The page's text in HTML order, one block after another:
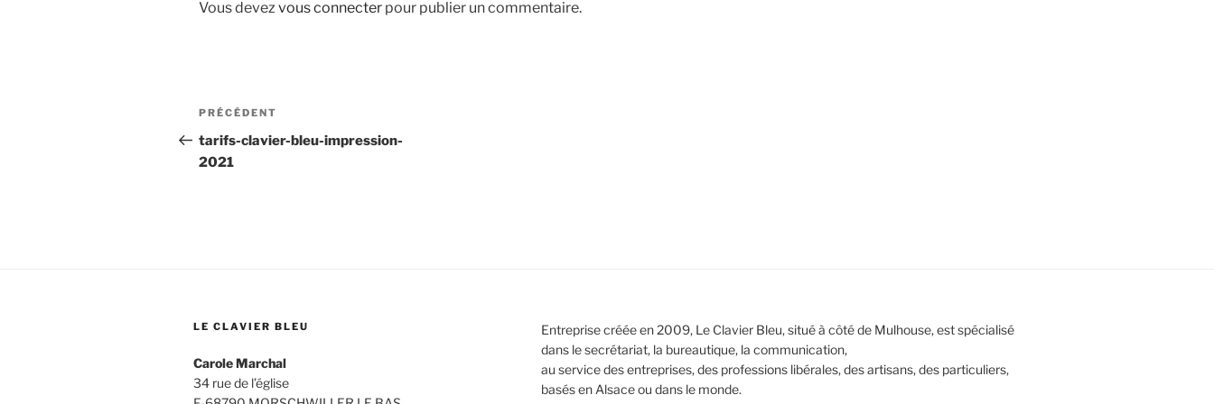
Vous devezvous connecter pour publier un commentaire.
Navigation
de
l’article
Article
précédent
PRÉCÉDENT
tarifs-clavier-bleu-impression-
2021
LE CLAVIER BLEU
Carole Marchal
34 rue de l’église
Entreprise créée en 2009, Le Clavier Bleu, situé à côté de Mulhouse, est spécialisé
dans le secrétariat, la bureautique, la communication,
au service des entreprises, des professions libérales, des artisans, des particuliers,
basés en Alsace ou dans le monde.